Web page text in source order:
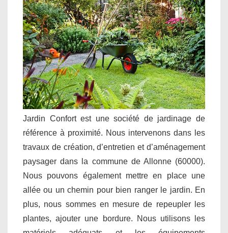
Jardin Confort est une société de jardinage de
référence à proximité. Nous intervenons dans les
travaux de création, d’entretien et d’aménagement
paysager dans la commune de Allonne (60000).
Nous pouvons également mettre en place une
allée ou un chemin pour bien ranger le jardin. En
plus, nous sommes en mesure de repeupler les
plantes, ajouter une bordure. Nous utilisons les